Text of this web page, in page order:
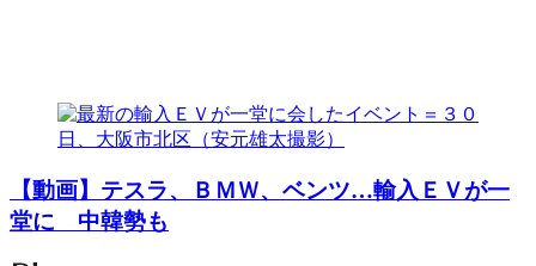
【動画】テスラ、ＢＭＷ、ベンツ…輸入ＥＶが一
堂に 中韓勢も